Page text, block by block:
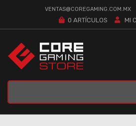
VENTAS@COREGAMING.COM.MX
0 ARTÍCULOS MI